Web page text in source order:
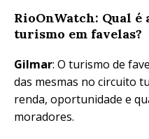
RioOnWatch: Qual é
turismo em favelas?
Gilmar: O turismo de
das mesmas no circuito
renda, oportunidade e
moradores.